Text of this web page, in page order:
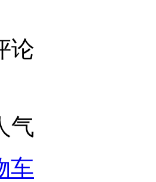
论
气
车